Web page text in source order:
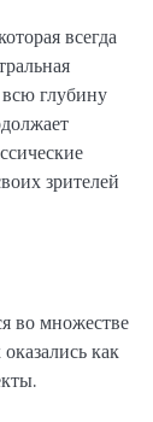
всегда
всю глубину
зрителей
во множестве
как